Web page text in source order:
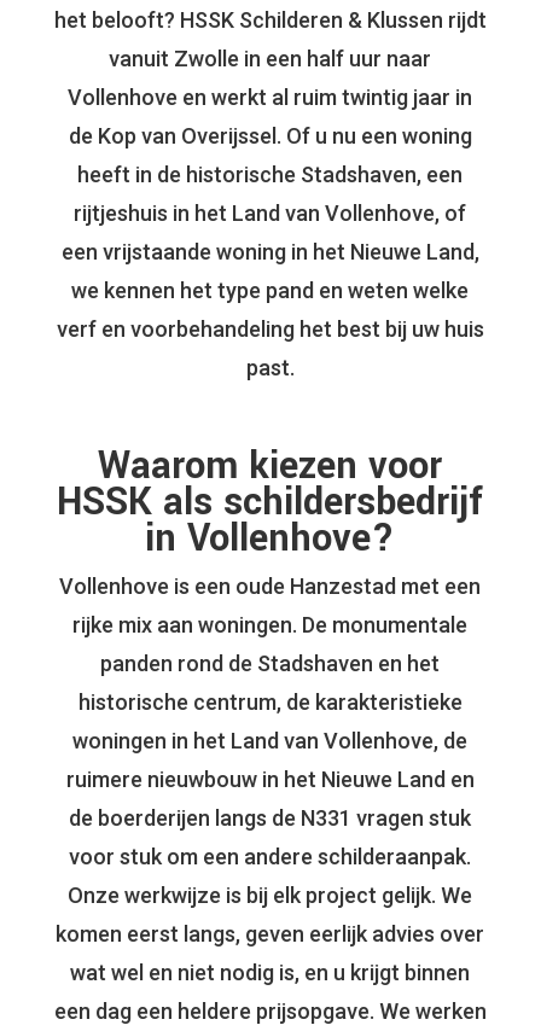
het belooft? HSSK Schilderen & Klussen rijdt
vanuit Zwolle in een half uur naar
Vollenhove en werkt al ruim twintig jaar in
de Kop van Overijssel. Of u nu een woning
heeft in de historische Stadshaven, een
rijtjeshuis in het Land van Vollenhove, of
een vrijstaande woning in het Nieuwe Land,
we kennen het type pand en weten welke
verf en voorbehandeling het best bij uw huis
past.
Waarom kiezen voor
HSSK als schildersbedrijf
in Vollenhove?
Vollenhove is een oude Hanzestad met een
rijke mix aan woningen. De monumentale
panden rond de Stadshaven en het
historische centrum, de karakteristieke
woningen in het Land van Vollenhove, de
ruimere nieuwbouw in het Nieuwe Land en
de boerderijen langs de N331 vragen stuk
voor stuk om een andere schilderaanpak.
Onze werkwijze is bij elk project gelijk. We
komen eerst langs, geven eerlijk advies over
wat wel en niet nodig is, en u krijgt binnen
een dag een heldere prijsopgave. We werken